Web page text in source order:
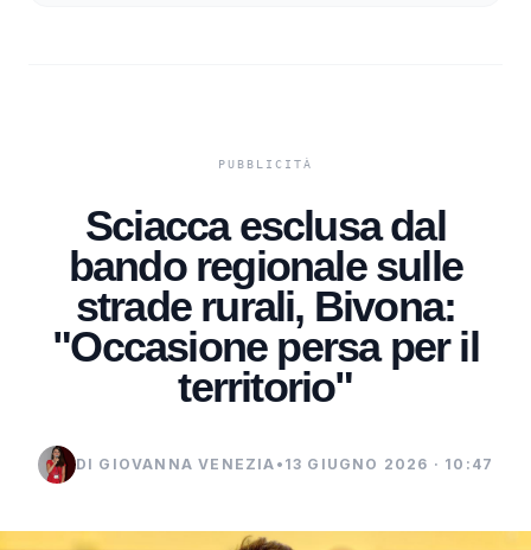
Sciacca esclusa dal
bando regionale sulle
strade rurali, Bivona:
"Occasione persa per il
territorio"
DI GIOVANNA VENEZIA • 13 GIUGNO 2026 · 10:47